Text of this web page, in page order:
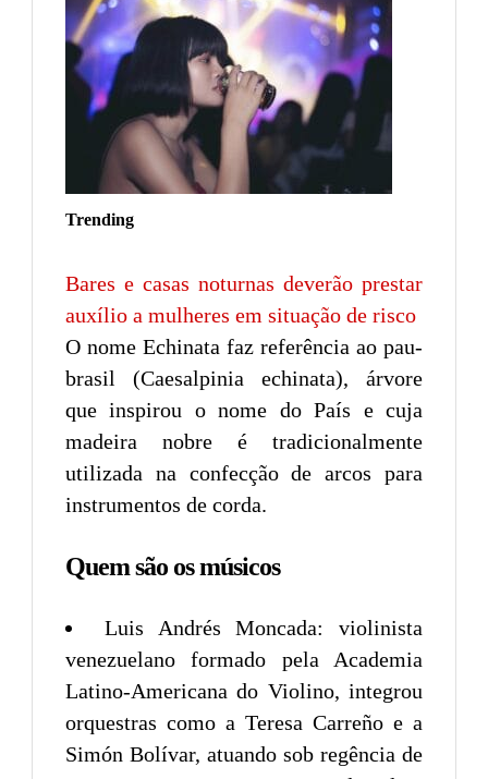
Trending
Bares e casas noturnas deverão prestar
auxílio a mulheres em situação de risco
O nome Echinata faz referência ao pau-
brasil (Caesalpinia echinata), árvore
que inspirou o nome do País e cuja
madeira nobre é tradicionalmente
utilizada na confecção de arcos para
instrumentos de corda.
Quem são os músicos
Luis Andrés Moncada: violinista
venezuelano formado pela Academia
Latino-Americana do Violino, integrou
orquestras como a Teresa Carreño e a
Simón Bolívar, atuando sob regência de